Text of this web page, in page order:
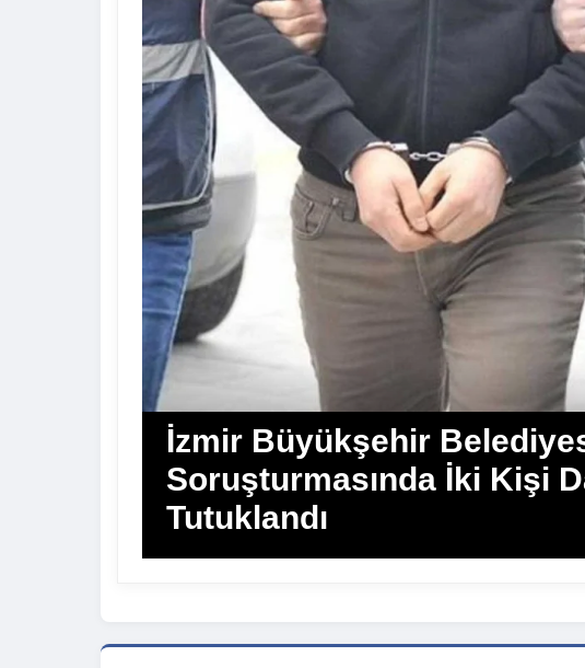
İzmir Büyükşehir
Soruşturmasında İki Kişi
Tutuklandı